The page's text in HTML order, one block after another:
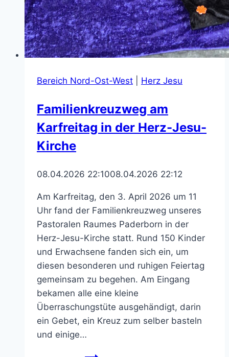
Bereich Nord-Ost-West Herz Jesu
Familienkreuzweg am
Karfreitag in der Herz-Jesu-
Kirche
08.04.2026 22:1008.04.2026 22:12
Am Karfreitag, den 3. April 2026 um 11
Uhr fand der Familienkreuzweg unseres
Pastoralen Raumes Paderborn in der
Herz-Jesu-Kirche statt. Rund 150 Kinder
und Erwachsene fanden sich ein, um
diesen besonderen und ruhigen Feiertag
gemeinsam zu begehen. Am Eingang
bekamen alle eine kleine
Überraschungstüte ausgehändigt, darin
ein Gebet, ein Kreuz zum selber basteln
und einige…